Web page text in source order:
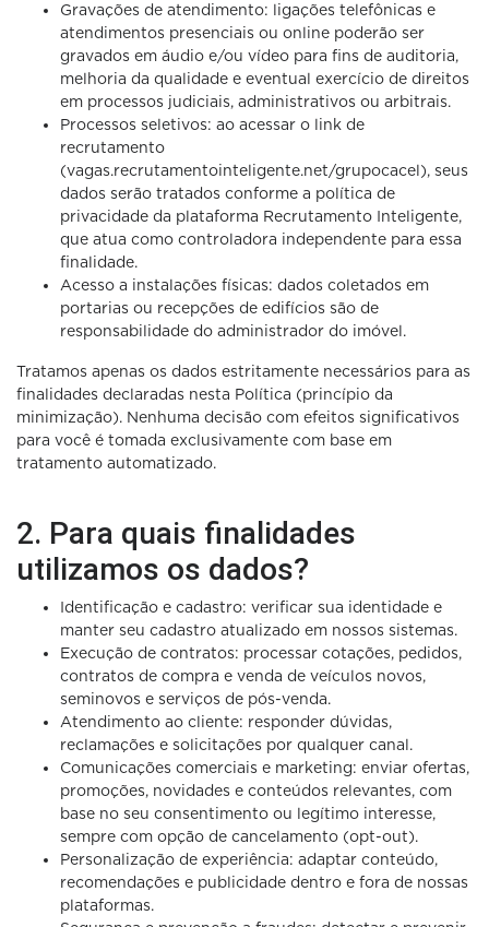
Gravações de atendimento: ligações telefônicas e
atendimentos presenciais ou online poderão ser
gravados em áudio e/ou vídeo para fins de auditoria,
melhoria da qualidade e eventual exercício de direitos
em processos judiciais, administrativos ou arbitrais.
Processos seletivos: ao acessar o link de
recrutamento
(vagas.recrutamentointeligente.net/grupocacel), seus
dados serão tratados conforme a política de
privacidade da plataforma Recrutamento Inteligente,
que atua como controladora independente para essa
finalidade.
Acesso a instalações físicas: dados coletados em
portarias ou recepções de edifícios são de
responsabilidade do administrador do imóvel.
Tratamos apenas os dados estritamente necessários para as
finalidades declaradas nesta Política (princípio da
minimização). Nenhuma decisão com efeitos significativos
para você é tomada exclusivamente com base em
tratamento automatizado.
2. Para quais finalidades
utilizamos os dados?
Identificação e cadastro: verificar sua identidade e
manter seu cadastro atualizado em nossos sistemas.
Execução de contratos: processar cotações, pedidos,
contratos de compra e venda de veículos novos,
seminovos e serviços de pós-venda.
Atendimento ao cliente: responder dúvidas,
reclamações e solicitações por qualquer canal.
Comunicações comerciais e marketing: enviar ofertas,
promoções, novidades e conteúdos relevantes, com
base no seu consentimento ou legítimo interesse,
sempre com opção de cancelamento (opt-out).
Personalização de experiência: adaptar conteúdo,
recomendações e publicidade dentro e fora de nossas
plataformas.